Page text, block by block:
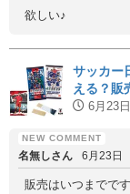
欲しい♪
サッカー
える？販
6月23日
名無しさん 6月23日
販売はいつまでで